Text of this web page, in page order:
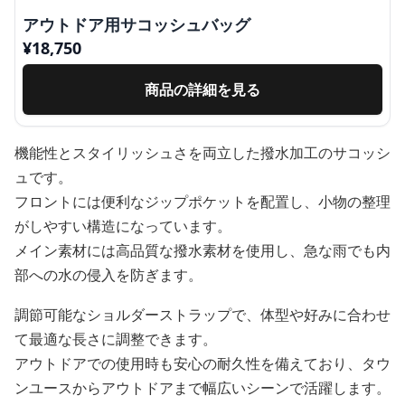
アウトドア用サコッシュバッグ
¥18,750
商品の詳細を見る
機能性とスタイリッシュさを両立した撥水加工のサコッシ
ュです。
フロントには便利なジップポケットを配置し、小物の整理
がしやすい構造になっています。
メイン素材には高品質な撥水素材を使用し、急な雨でも内
部への水の侵入を防ぎます。
調節可能なショルダーストラップで、体型や好みに合わせ
て最適な長さに調整できます。
アウトドアでの使用時も安心の耐久性を備えており、タウ
ンユースからアウトドアまで幅広いシーンで活躍します。